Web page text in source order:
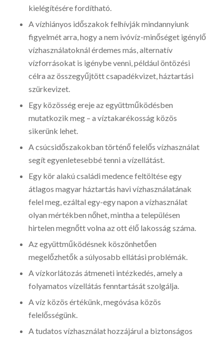
kielégítésére fordítható.
A vízhiányos időszakok felhívják mindannyiunk
figyelmét arra, hogy a nem ivóvíz-minőséget igénylő
vízhasználatoknál érdemes más, alternatív
vízforrásokat is igénybe venni, például öntözési
célra az összegyűjtött csapadékvizet, háztartási
szürkevizet.
Egy közösség ereje az együttműködésben
mutatkozik meg – a víztakarékosság közös
sikerünk lehet.
A csúcsidőszakokban történő felelős vízhasználat
segít egyenletesebbé tenni a vízellátást.
Egy kör alakú családi medence feltöltése egy
átlagos magyar háztartás havi vízhasználatának
felel meg, ezáltal egy-egy napon a vízhasználat
olyan mértékben nőhet, mintha a településen
hirtelen megnőtt volna az ott élő lakosság száma.
Az együttműködésnek köszönhetően
megelőzhetők a súlyosabb ellátási problémák.
A vízkorlátozás átmeneti intézkedés, amely a
folyamatos vízellátás fenntartását szolgálja.
A víz közös értékünk, megóvása közös
felelősségünk.
A tudatos vízhasználat hozzájárul a biztonságos